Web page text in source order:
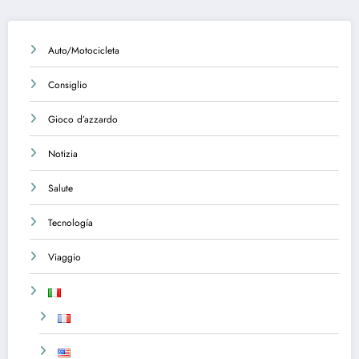
Auto/Motocicleta
Consiglio
Gioco d’azzardo
Notizia
Salute
Tecnología
Viaggio